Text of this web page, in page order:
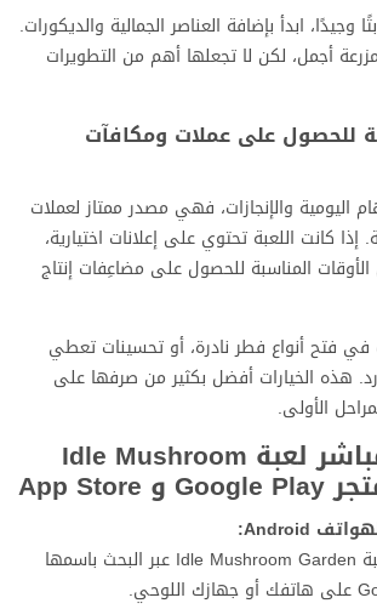
وجيدًا، ابدأ بإضافة العناصر الجمالية والديكورات.
أجمل، لكن لا تجعلها أهم من التطويرات
للحصول على عملات ومكافآت
اليومية والإنجازات، فهي مصدر ممتاز لعملات
كانت اللعبة تحتوي على إعلانات اختيارية،
المناسبة للحصول على مضاعِفات إنتاج
فتح أنواع فطر نادرة، أو تحسينات تعطي
هذه الخيارات أفضل بكثير من صرفها على
الأولى.
رابط تحميل مباشر لعبة Idle Mushroom
يمكنك العثور على لعبة Idle Mushroom Garden عبر البحث باسمها